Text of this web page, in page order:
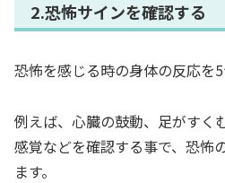
2.恐怖サインを確認する
恐怖を感じる時の身体の反応を5
例えば、心臓の鼓動、足がすく
感覚などを確認する事で、恐怖
ます。